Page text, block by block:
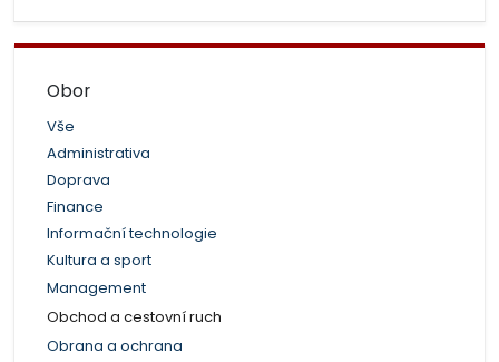
Obor
Vše
Administrativa
Doprava
Finance
Informační technologie
Kultura a sport
Management
Obchod a cestovní ruch
Obrana a ochrana